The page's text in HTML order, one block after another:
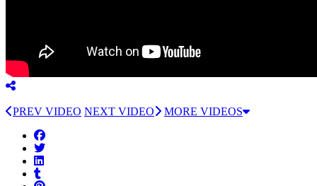
PREV VIDEO NEXT VIDEO MORE VIDEOS